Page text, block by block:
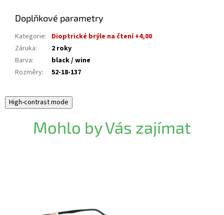
Doplňkové parametry
Kategorie: Dioptrické brýle na čtení +4,00
Záruka:
2 roky
Barva:
black / wine
Rozměry: 52-18-137
High-contrast mode
Mohlo by Vás zajímat